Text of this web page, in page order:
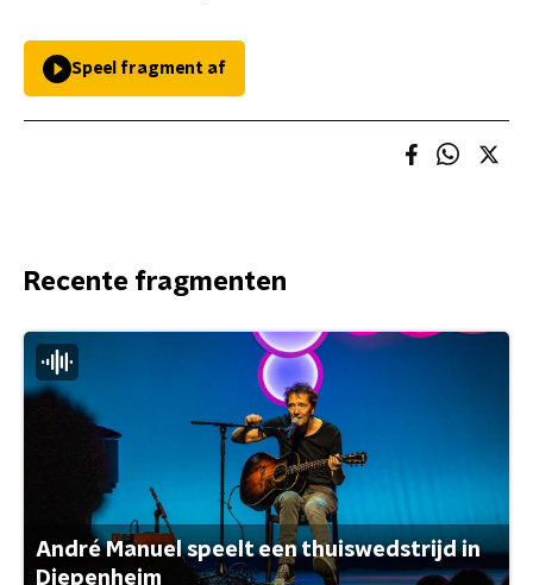
Speel fragment af
Recente fragmenten
André Manuel speelt een thuiswedstrijd in
Diepenheim